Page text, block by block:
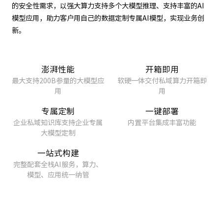
的安全性需求，以强大算力支持多个大模型推理、支持丰富的AI
模型应用，助力客户用自己的数据定制专属AI模型，实现业务创
新。
澎湃性能
最大支持200B参量的大模型应
用
开箱即用
软硬一体交付私域算力开箱即
用
专属定制
企业私域知识库支持企业专属
大模型定制
一键部署
内置平台集成丰富功能
一站式构建
完整配套全栈AI服务，算力、
模型、应用统一纳管